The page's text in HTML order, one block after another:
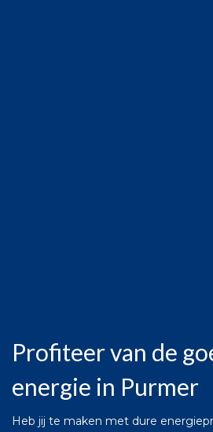
Profiteer van de
energie in Purmer
Heb jij te maken met dure